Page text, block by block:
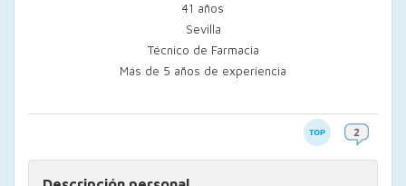
41 años
Sevilla
Técnico de Farmacia
Más de 5 años de experiencia